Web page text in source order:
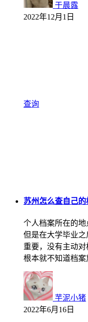
于晨露
2022年12月1日
查询
苏州怎么查自己的
个人档案所在的地
但是在大学毕业
重要，没有主动
根本就不知道档
芋泥小猪
2022年6月16日